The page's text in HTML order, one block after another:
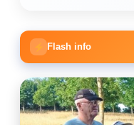
Flash info